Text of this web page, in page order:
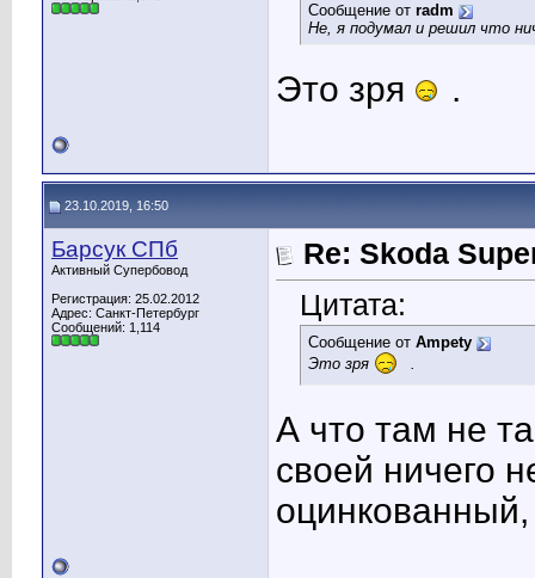
Сообщение от radm
Не, я подумал и решил что
Это зря .
23.10.2019, 16:50
Барсук СПб
Активный Супербовод
Регистрация: 25.02.2012
Адрес: Санкт-Петербург
Сообщений: 1,114
Re: Skoda
Цитата:
Сообщение от Ampety
Это зря
А что там не
своей ничего